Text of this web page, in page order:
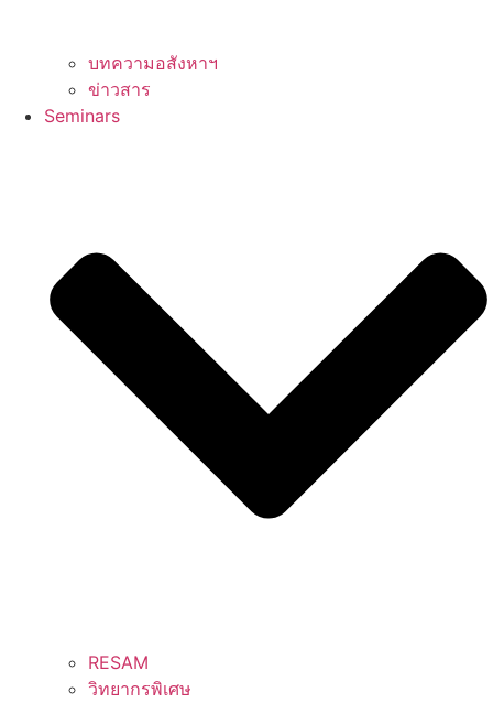
บทความอสังหาฯ
ข่าวสาร
Seminars
RESAM
วิทยากรพิเศษ